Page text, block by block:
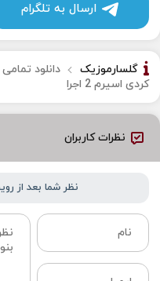
ارسال به تلگرام
گلسارموزیک
دانلود
کردی اسیرم 2 اجرا
نظرات کاربران
نظر شما بعد از